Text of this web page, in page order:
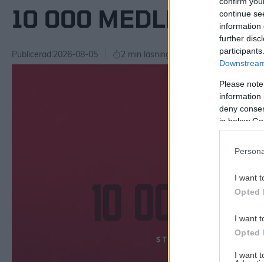
continue
information
further
Please
information
deny
in below
I want
Opted
I want
Opted
I want
10 000 MEDLEMMAR
Publicerad:2026-08-05 2 min läsning